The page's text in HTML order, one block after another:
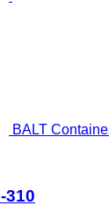
BALT
310